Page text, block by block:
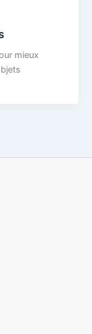
mieux